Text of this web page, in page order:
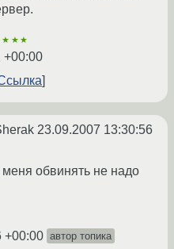
+00:00
23.09.2007 13:30:56
меня обвинять не надо
+00:00 автор топика